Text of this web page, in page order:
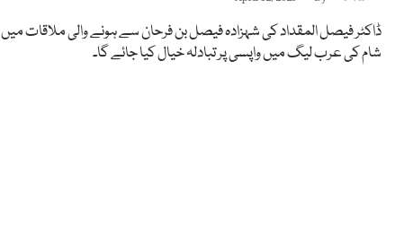
ڈاکٹر فیصل المقداد کی شہزادہ فیصل بن فرحان سے ہونے والی ملاقات میں
شام کی عرب لیگ میں واپسی پر تبادلہ خیال کیا جائے گا۔